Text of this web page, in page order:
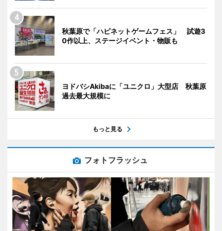
秋葉原で「ハピネットゲームフェス」 試遊3
0作以上、ステージイベント・物販も
ヨドバシAkibaに「ユニクロ」大型店 秋葉原
過去最大規模に
もっと見る
フォトフラッシュ